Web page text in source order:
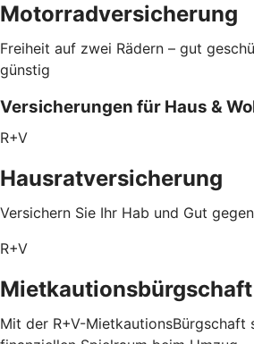
Motorradversicherung
Freiheit auf zwei Rädern – gut
günstig
Versicherungen für Haus &
R+V
Hausratversicherung
Versichern Sie Ihr Hab und Gut
R+V
Mietkautionsbürgschaft
Mit der R+V-MietkautionsBürgschaft